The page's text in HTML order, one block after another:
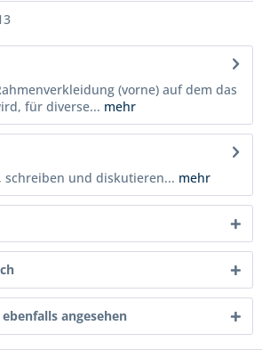
(vorne) auf dem das
für diverse... mehr
schreiben und diskutieren... mehr
angesehen